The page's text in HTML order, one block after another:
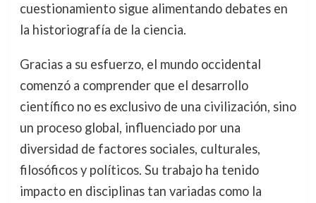
cuestionamiento sigue alimentando debates en
la historiografía de la ciencia.
Gracias a su esfuerzo, el mundo occidental
comenzó a comprender que el desarrollo
científico no es exclusivo de una civilización, sino
un proceso global, influenciado por una
diversidad de factores sociales, culturales,
filosóficos y políticos. Su trabajo ha tenido
impacto en disciplinas tan variadas como la